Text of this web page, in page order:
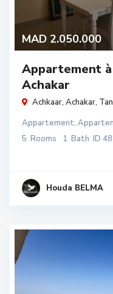
MAD 2.050.000
Appartement
Achakar
Achkaar, Achakar,
Appartement,
5 Rooms 1 Bath ID
Houda BELMA